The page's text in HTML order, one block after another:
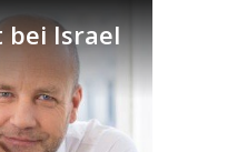
Israel